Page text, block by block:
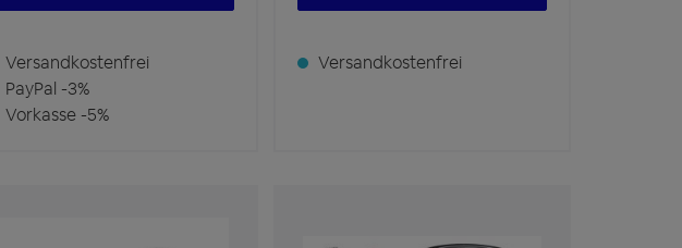
Versandkostenfrei
PayPal -3%
Vorkasse -5%
Versandkostenfrei